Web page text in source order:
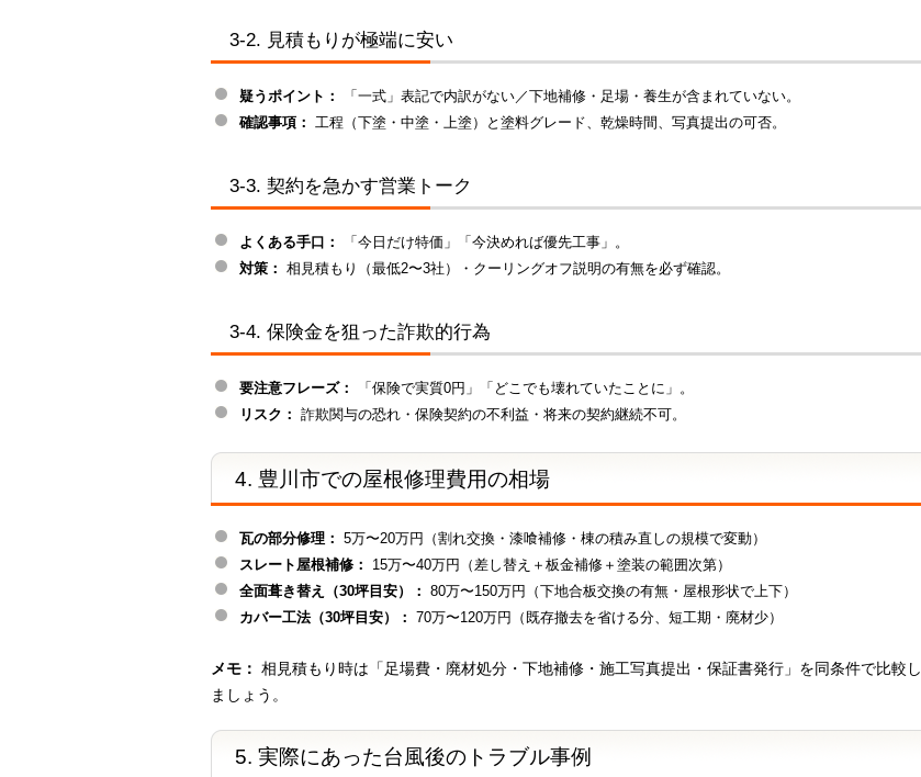
3-2. 見積もりが極端に安い
疑うポイント：
「一式」表記で内訳がない／下地補修・足場・養生が含まれていない。
確認事項： 工程（下塗・中塗・上塗）と塗料グレード、乾燥時間、写真提出の可否。
3-3. 契約を急かす営業トーク
よくある手口：
「今日だけ特価」「今決めれば優先工事」。
対策： 相見積もり（最低2〜3社）・クーリングオフ説明の有無を必ず確認。
3-4. 保険金を狙った詐欺的行為
要注意フレーズ：
「保険で実質0円」「どこでも壊れていたことに」。
リスク： 詐欺関与の恐れ・保険契約の不利益・将来の契約継続不可。
4. 豊川市での屋根修理費用の相場
瓦の部分修理： 5万〜20万円（割れ交換・漆喰補修・棟の積み直しの規模で変動）
スレート屋根補修：
15万〜40万円（差し替え＋板金補修＋塗装の範囲次第）
全面葺き替え（30坪目安）： 80万〜150万円（下地合板交換の有無・屋根形状で上下）
カバー工法（30坪目安）： 70万〜120万円（既存撤去を省ける分、短工期・廃材少）
メモ： 相見積もり時は「足場費・廃材処分・下地補修・施工写真提出・保証書発行」を同条件で比較し
ましょう。
5. 実際にあった台風後のトラブル事例